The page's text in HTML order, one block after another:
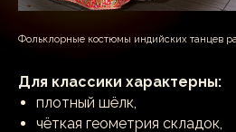
Фольклорные костюмы индийских танцев
Для классики характерны:
плотный шёлк,
чёткая геометрия складок,